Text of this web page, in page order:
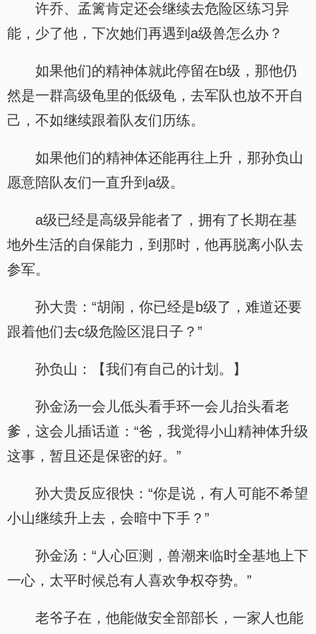
许乔、孟篱肯定还会继续去危险区练习异
能，少了他，下次她们再遇到a级兽怎么办？
如果他们的精神体就此停留在b级，那他仍
然是一群高级龟里的低级龟，去军队也放不开自
己，不如继续跟着队友们历练。
如果他们的精神体还能再往上升，那孙负山
愿意陪队友们一直升到a级。
a级已经是高级异能者了，拥有了长期在基
地外生活的自保能力，到那时，他再脱离小队去
参军。
孙大贵：“胡闹，你已经是b级了，难道还要
跟着他们去c级危险区混日子？”
孙负山：【我们有自己的计划。】
孙金汤一会儿低头看手环一会儿抬头看老
爹，这会儿插话道：“爸，我觉得小山精神体升级
这事，暂且还是保密的好。”
孙大贵反应很快：“你是说，有人可能不希望
小山继续升上去，会暗中下手？”
孙金汤：“人心叵测，兽潮来临时全基地上下
一心，太平时候总有人喜欢争权夺势。”
老爷子在，他能做安全部部长，一家人也能